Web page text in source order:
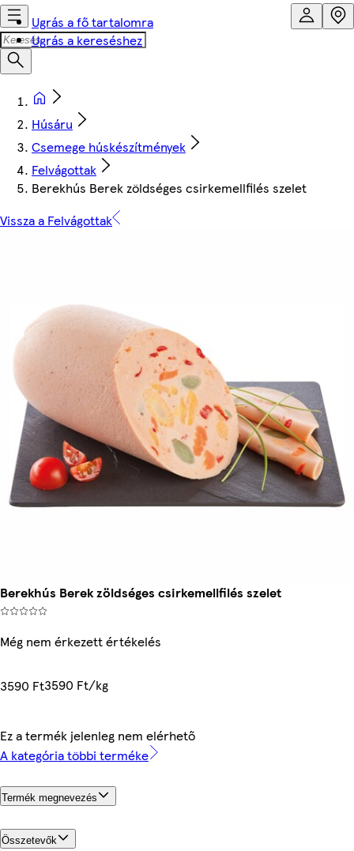
Ugrás a fő tartalomra
Ugrás a kereséshez
Húsáru
Csemege húskészítmények
Felvágottak
Berekhús Berek zöldséges csirkemellfilés szelet
Vissza a Felvágottak
Berekhús Berek zöldséges csirkemellfilés szelet
Még nem érkezett értékelés
3590 Ft3590 Ft/kg
Ez a termék jelenleg nem elérhető
A kategória többi terméke
Termék megnevezés
Összetevők